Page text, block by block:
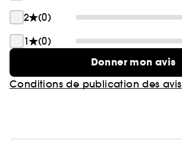
2
(0)
1
(0)
Donner mon avis
Conditions de publication des avis